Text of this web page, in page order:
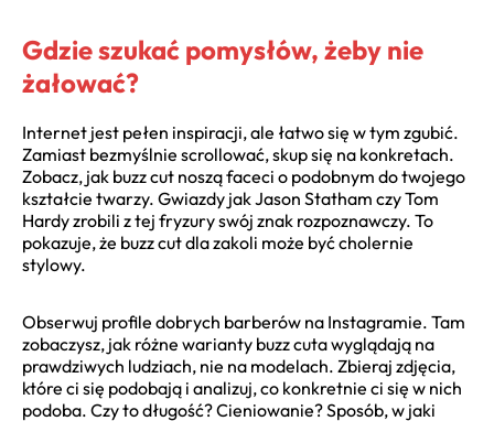
Gdzie szukać pomysłów, żeby nie
żałować?
Internet jest pełen inspiracji, ale łatwo się w tym zgubić.
Zamiast bezmyślnie scrollować, skup się na konkretach.
Zobacz, jak buzz cut noszą faceci o podobnym do twojego
kształcie twarzy. Gwiazdy jak Jason Statham czy Tom
Hardy zrobili z tej fryzury swój znak rozpoznawczy. To
pokazuje, że buzz cut dla zakoli może być cholernie
stylowy.
Obserwuj profile dobrych barberów na Instagramie. Tam
zobaczysz, jak różne warianty buzz cuta wyglądają na
prawdziwych ludziach, nie na modelach. Zbieraj zdjęcia,
które ci się podobają i analizuj, co konkretnie ci się w nich
podoba. Czy to długość? Cieniowanie? Sposób, w jaki